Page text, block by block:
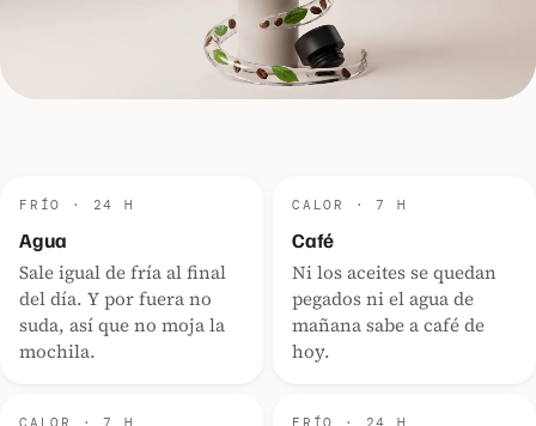
FRÍO · 24 H
Agua
Sale igual de fría al final
del día. Y por fuera no
suda, así que no moja la
mochila.
CALOR · 7 H
Café
Ni los aceites se quedan
pegados ni el agua de
mañana sabe a café de
hoy.
CALOR · 7 H FRÍO · 24 H